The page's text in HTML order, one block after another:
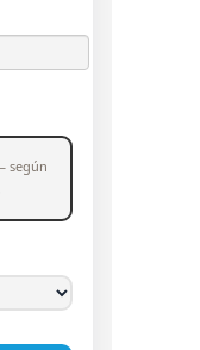
según